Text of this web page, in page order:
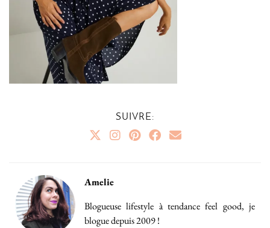
SUIVRE:
Amelie
Blogueuse lifestyle à tendance feel good, je
blogue depuis 2009 !